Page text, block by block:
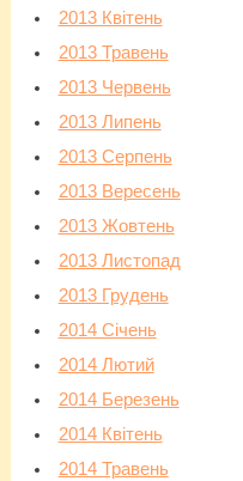
2013 Квітень
2013 Травень
2013 Червень
2013 Липень
2013 Серпень
2013 Вересень
2013 Жовтень
2013 Листопад
2013 Грудень
2014 Січень
2014 Лютий
2014 Березень
2014 Квітень
2014 Травень